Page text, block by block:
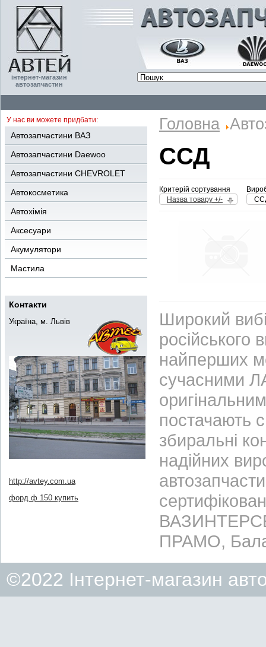
інтернет-магазин
автозапчастин
У нас ви можете придбати:
Автозапчастини ВАЗ
Автозапчастини Daewoo
Автозапчастини CHEVROLET
Автокосметика
Автохімія
Аксесуари
Акумулятори
Мастила
Контакти
Україна, м. Львів
http://avtey.com.ua
форд ф 150 купить
Головна
ССД
Критерій сортування
Назва товару +/-
Широкий
найперших
сучасними
постачають
збиральні
надійних
ПРАМО,
©2022 Інтернет-магазин